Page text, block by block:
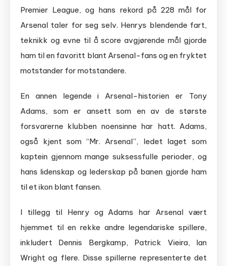
Premier League, og hans rekord på 228 mål for
Arsenal taler for seg selv. Henrys blendende fart,
teknikk og evne til å score avgjørende mål gjorde
ham til en favoritt blant Arsenal-fans og en fryktet
motstander for motstandere.
En annen legende i Arsenal-historien er Tony
Adams, som er ansett som en av de største
forsvarerne klubben noensinne har hatt. Adams,
også kjent som “Mr. Arsenal”, ledet laget som
kaptein gjennom mange suksessfulle perioder, og
hans lidenskap og lederskap på banen gjorde ham
til et ikon blant fansen.
I tillegg til Henry og Adams har Arsenal vært
hjemmet til en rekke andre legendariske spillere,
inkludert Dennis Bergkamp, Patrick Vieira, Ian
Wright og flere. Disse spillerne representerte det